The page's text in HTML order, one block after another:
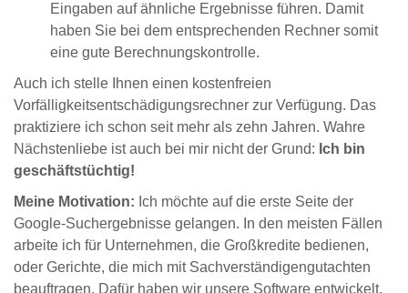
Eingaben auf ähnliche Ergebnisse führen. Damit
haben Sie bei dem entsprechenden Rechner somit
eine gute Berechnungskontrolle.
Auch ich stelle Ihnen einen kostenfreien
Vorfälligkeitsentschädigungsrechner zur Verfügung. Das
praktiziere ich schon seit mehr als zehn Jahren. Wahre
Nächstenliebe ist auch bei mir nicht der Grund: Ich bin
geschäftstüchtig!
Meine Motivation: Ich möchte auf die erste Seite der
Google-Suchergebnisse gelangen. In den meisten Fällen
arbeite ich für Unternehmen, die Großkredite bedienen,
oder Gerichte, die mich mit Sachverständigengutachten
beauftragen. Dafür haben wir unsere Software entwickelt.